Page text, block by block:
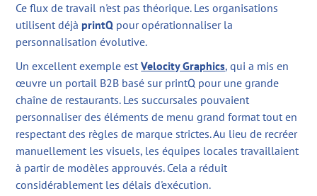
Ce flux de travail n'est pas théorique. Les organisations
utilisent déjà printQ pour opérationnaliser la
personnalisation évolutive.
Un excellent exemple estVelocity Graphics, qui a mis en
œuvre un portail B2B basé sur printQ pour une grande
chaîne de restaurants. Les succursales pouvaient
personnaliser des éléments de menu grand format tout en
respectant des règles de marque strictes. Au lieu de recréer
manuellement les visuels, les équipes locales travaillaient
à partir de modèles approuvés. Cela a réduit
considérablement les délais d'exécution.